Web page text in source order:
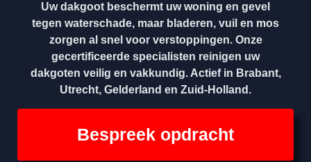
Uw dakgoot beschermt uw woning en gevel
tegen waterschade, maar bladeren, vuil en mos
zorgen al snel voor verstoppingen. Onze
gecertificeerde specialisten reinigen uw
dakgoten veilig en vakkundig. Actief in Brabant,
Utrecht, Gelderland en Zuid-Holland.
Bespreek opdracht